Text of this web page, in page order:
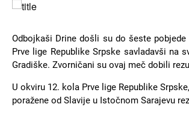
Slika
Odbojkaši Drine došli su do šeste
Prve lige Republike Srpske savladavši na
Gradiške. Zvorničani su ovaj meč dobili
U okviru 12. kola Prve lige Republike
poražene od Slavije u Istočnom Sarajevu